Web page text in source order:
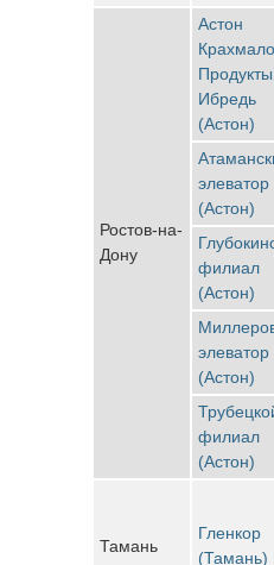
Ростов-на-
Дону
Астон
Продукты.
Ибредь
(Астон)
элеватор
(Астон)
филиал
(Астон)
элеватор
(Астон)
филиал
(Астон)
Тамань
Гленкор
(Тамань)